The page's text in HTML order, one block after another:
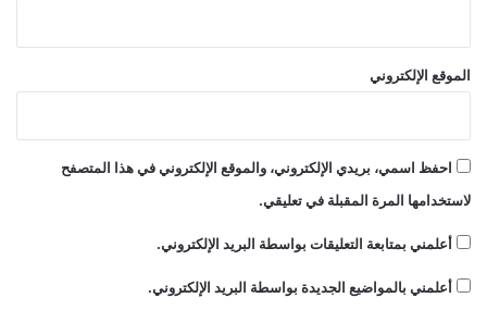
الموقع الإلكتروني
احفظ اسمي، بريدي الإلكتروني، والموقع الإلكتروني في هذا المتصفح
لاستخدامها المرة المقبلة في تعليقي.
أعلمني بمتابعة التعليقات بواسطة البريد الإلكتروني.
أعلمني بالمواضيع الجديدة بواسطة البريد الإلكتروني.